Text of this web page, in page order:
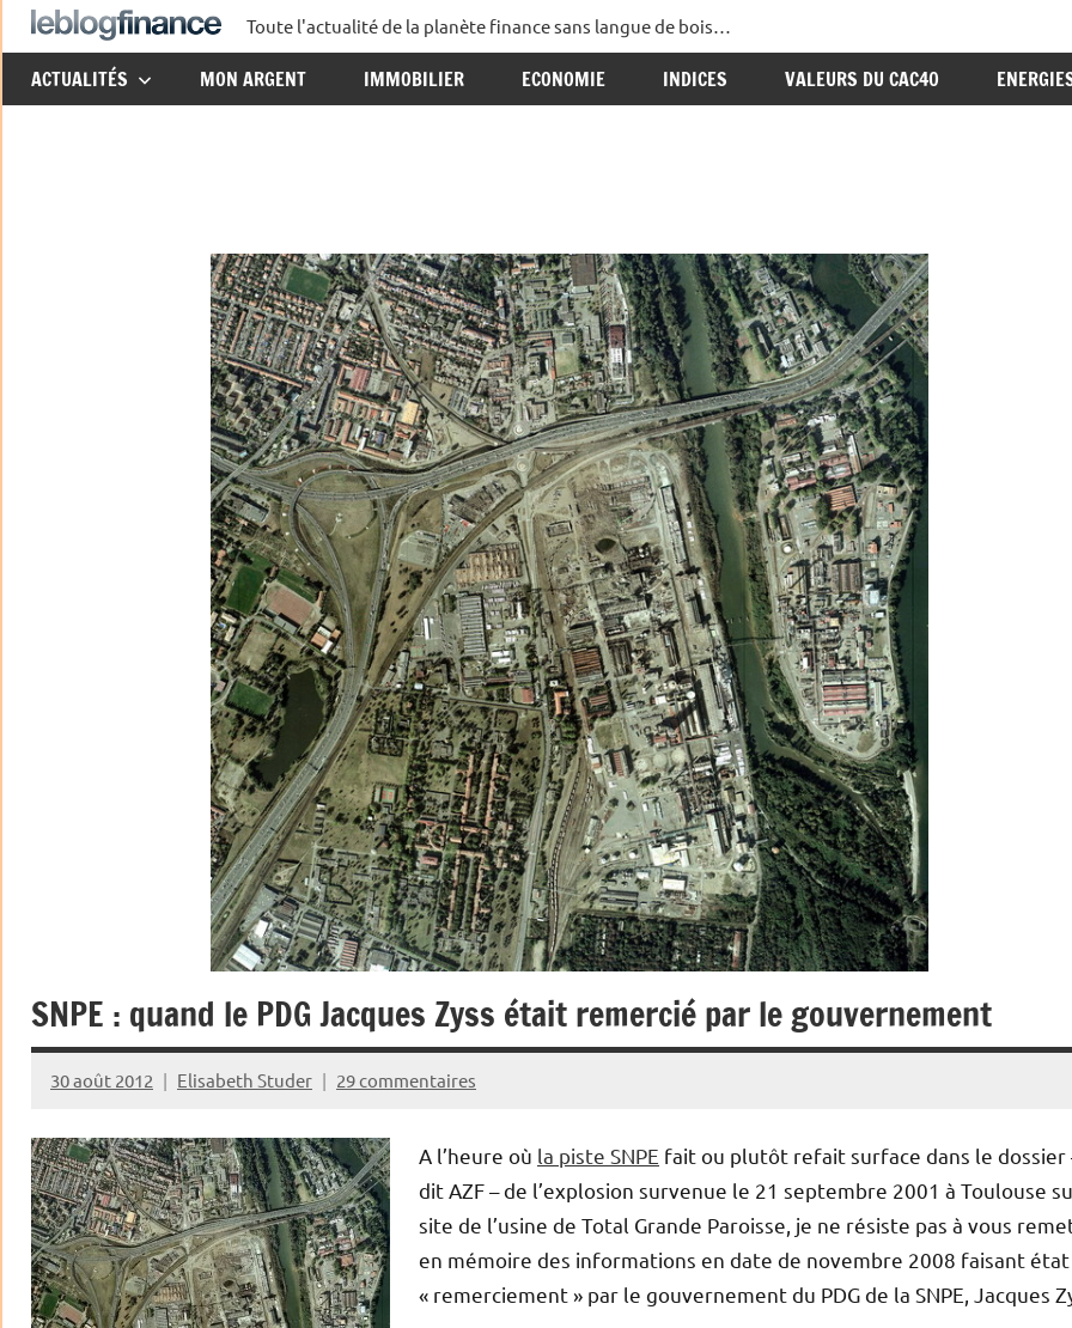
Aller
au
contenu
Le
Blog
Toute l'actualité de la planète finance sans langue de bois…
ACTUALITÉS MON ARGENT IMMOBILIER ECONOMIE INDICES VALEURS DU CAC40
SNPE : quand le PDG Jacques Zyss était remercié par le gouvernement
30 août 2012 Elisabeth Studer 29 commentaires
A l’heure où la piste SNPE fait ou plutôt refait surface dans le dossier
dit AZF – de l’explosion survenue le 21 septembre 2001 à Toulouse
site de l’usine de Total Grande Paroisse, je ne résiste pas à vous
en mémoire des informations en date de novembre 2008 faisant
« remerciement » par le gouvernement du PDG de la SNPE, Jacques